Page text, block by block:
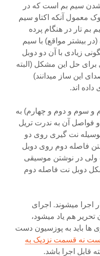
شدن سیم بم است که در
معمول آنکه اکتاو سیم
تار در هنگام پرده
بیشتر مواقع) با سیم
زیادی با آن دو دوبل
حل این مشکل (البته
این ساز میدانند)
اند.
و سوم و دوم و چهارم) به
فواصل آن به ندرت تریل
نت گیری روی دو
فاصله دوم روی دوبل
ولی در نوشتن موسیقی
دوبل نت فاصله دوم
اجرا میشوند. اجرای
تحریر هم یاد میشود،
ها باید به پوزسیون دست
نه قسمت نزدیک به
قابل اجرا باشد.